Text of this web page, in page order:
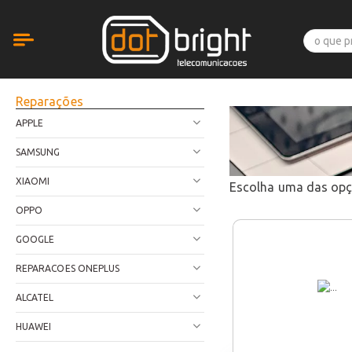
Reparações
APPLE
SAMSUNG
XIAOMI
OPPO
GOOGLE
REPARACOES ONEPLUS
ALCATEL
HUAWEI
Escolha uma das